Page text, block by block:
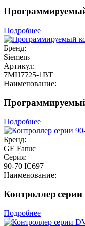
Подробнее
Бренд:
Siemens
Артикул:
7MH7725-1BT
Наименование:
Программируемый
Подробнее
Бренд:
GE Fanuc
Серия:
90-70 IC697
Наименование:
Контроллер серии
Подробнее